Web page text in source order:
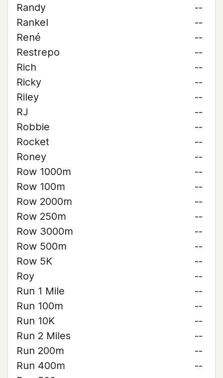
Randy
--
Rankel
--
René
--
Restrepo
--
Rich
--
Ricky
--
Riley
--
RJ
--
Robbie
--
Rocket
--
Roney
--
Row 1000m
--
Row 100m
--
Row 2000m
--
Row 250m
--
Row 3000m
--
Row 500m
--
Row 5K
--
Roy
--
Run 1 Mile
--
Run 100m
--
Run 10K
--
Run 2 Miles
--
Run 200m
--
Run 400m
--